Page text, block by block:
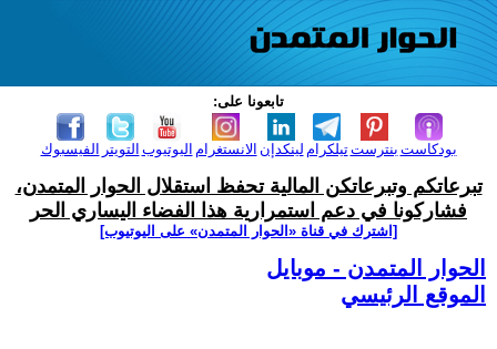
تابعونا على:
الفيسبوك التويتر اليوتيوب الانستغرام لينكدإن تيلكرامبنترست بودكاست
تبرعاتكم وتبرعاتكن المالية تحفظ استقلال الحوار المتمدن،
فشاركونا في دعم استمرارية هذا الفضاء اليساري الحر
[اشترك في قناة ‫«الحوار المتمدن» على اليوتيوب]
الحوار المتمدن - موبايل
الموقع الرئيسي